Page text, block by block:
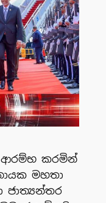
ආරම්භ කරමින්
මහතා
ජාත්‍යන්තර